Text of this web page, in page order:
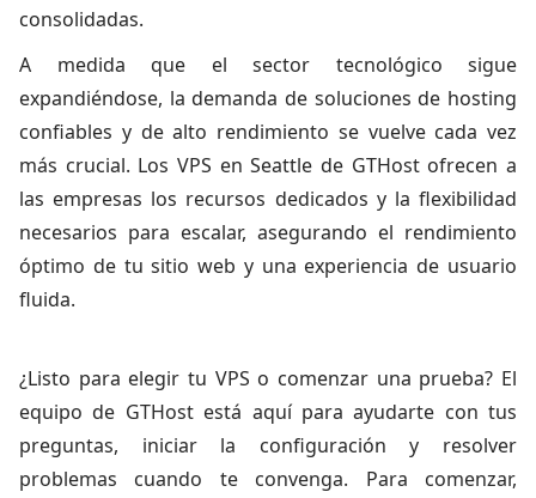
consolidadas.
A medida que el sector tecnológico sigue
expandiéndose, la demanda de soluciones de hosting
confiables y de alto rendimiento se vuelve cada vez
más crucial. Los VPS en Seattle de GTHost ofrecen a
las empresas los recursos dedicados y la flexibilidad
necesarios para escalar, asegurando el rendimiento
óptimo de tu sitio web y una experiencia de usuario
fluida.
¿Listo para elegir tu VPS o comenzar una prueba? El
equipo de GTHost está aquí para ayudarte con tus
preguntas, iniciar la configuración y resolver
problemas cuando te convenga. Para comenzar,